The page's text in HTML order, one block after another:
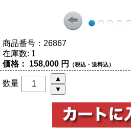
商品番号： 26867
在庫数: 1
価格： 158,000 円 （税込・送料込）
数量